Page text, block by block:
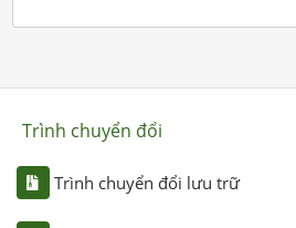
Trình chuyển đổi
Trình chuyển đổi lưu trữ